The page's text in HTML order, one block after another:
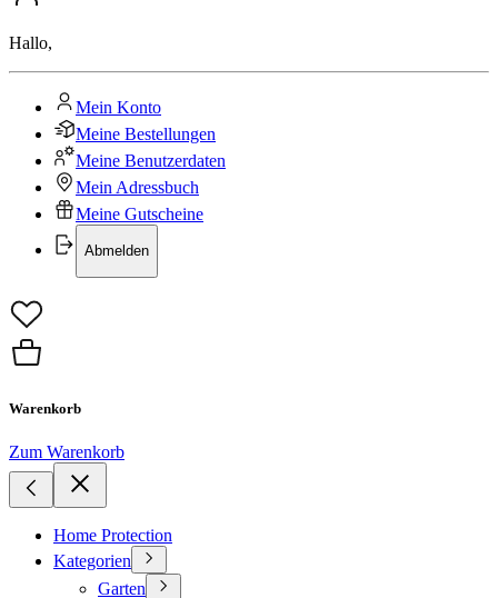
Hallo,
Mein Konto
Meine Bestellungen
Meine Benutzerdaten
Mein Adressbuch
Meine Gutscheine
Abmelden
Warenkorb
Zum Warenkorb
Home Protection
Kategorien
Garten